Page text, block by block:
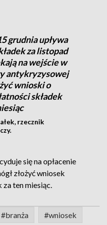
grudnia upływa
za listopad
na wejście w
antykryzysowej
wnioski o
składek
rzecznik
się na opłacenie
złożyć wniosek
za ten miesiąc.
#branża #wniosek